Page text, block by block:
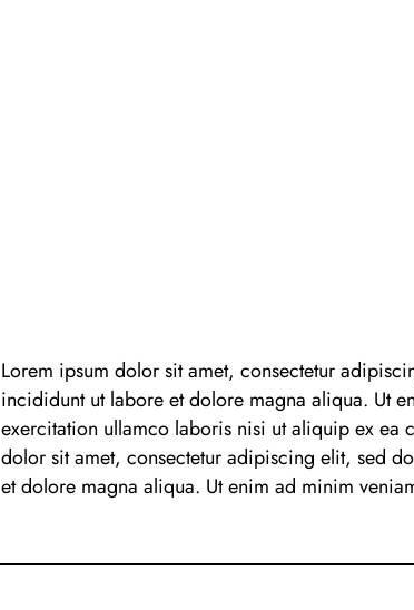
Lorem ipsum dolor sit amet, consectetur
incididunt ut labore et dolore magna aliqua. Ut
exercitation ullamco laboris nisi ut aliquip ex ea
dolor sit amet, consectetur adipiscing elit, sed
et dolore magna aliqua. Ut enim ad minim